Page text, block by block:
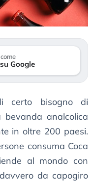
Google
certo bisogno di
analcolica
in oltre 200 paesi.
consuma Coca
al mondo con
da capogiro